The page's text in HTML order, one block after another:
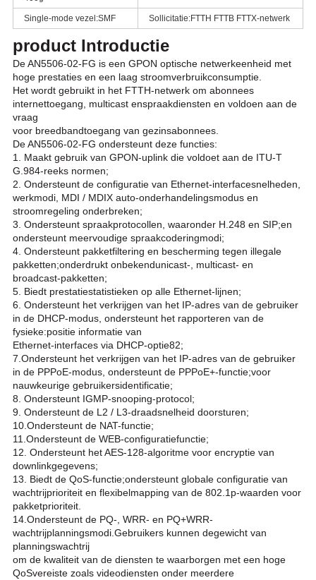
Single-mode vezel:SMF Sollicitatie:FTTH FTTB FTTX-netwerk
product Introductie
De AN5506-02-FG is een GPON optische netwerkeenheid met
hoge prestaties en een laag stroomverbruikconsumptie.
Het wordt gebruikt in het FTTH-netwerk om abonnees
internettoegang, multicast enspraakdiensten en voldoen aan de
vraag
voor breedbandtoegang van gezinsabonnees.
De AN5506-02-FG ondersteunt deze functies:
1. Maakt gebruik van GPON-uplink die voldoet aan de ITU-T
G.984-reeks normen;
2. Ondersteunt de configuratie van Ethernet-interfacesnelheden,
werkmodi, MDI / MDIX auto-onderhandelingsmodus en
stroomregeling onderbreken;
3. Ondersteunt spraakprotocollen, waaronder H.248 en SIP;en
ondersteunt meervoudige spraakcoderingmodi;
4. Ondersteunt pakketfiltering en bescherming tegen illegale
pakketten;onderdrukt onbekendunicast-, multicast- en
broadcast-pakketten;
5. Biedt prestatiestatistieken op alle Ethernet-lijnen;
6. Ondersteunt het verkrijgen van het IP-adres van de gebruiker
in de DHCP-modus, ondersteunt het rapporteren van de
fysieke:positie informatie van
Ethernet-interfaces via DHCP-optie82;
7.Ondersteunt het verkrijgen van het IP-adres van de gebruiker
in de PPPoE-modus, ondersteunt de PPPoE+-functie;voor
nauwkeurige gebruikersidentificatie;
8. Ondersteunt IGMP-snooping-protocol;
9. Ondersteunt de L2 / L3-draadsnelheid doorsturen;
10.Ondersteunt de NAT-functie;
11.Ondersteunt de WEB-configuratiefunctie;
12. Ondersteunt het AES-128-algoritme voor encryptie van
downlinkgegevens;
13. Biedt de QoS-functie;ondersteunt globale configuratie van
wachtrijprioriteit en flexibelmapping van de 802.1p-waarden voor
pakketprioriteit.
14.Ondersteunt de PQ-, WRR- en PQ+WRR-
wachtrijplanningsmodi.Gebruikers kunnen degewicht van
planningswachtrij
om de kwaliteit van de diensten te waarborgen met een hoge
QoSvereiste zoals videodiensten onder meerdere